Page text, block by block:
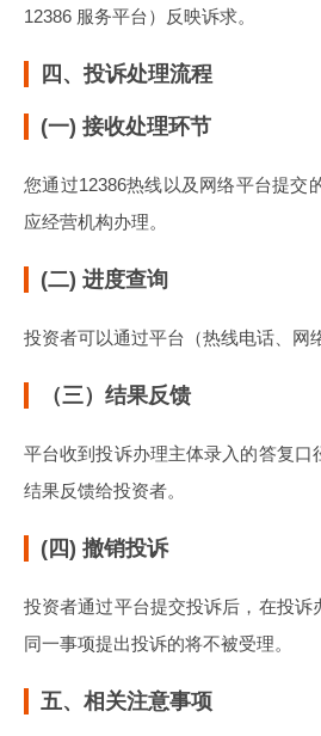
12386 服务平台）反映诉求。
四、投诉处理流程
(一) 接收处理环节
您通过12386热线以及网络平台提交
应经营机构办理。
(二) 进度查询
投资者可以通过平台（热线电话、网
（三）结果反馈
平台收到投诉办理主体录入的答复
结果反馈给投资者。
(四) 撤销投诉
投资者通过平台提交投诉后，在投
同一事项提出投诉的将不被受理。
五、相关注意事项